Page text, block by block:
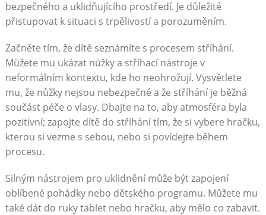
bezpečného a uklidňujícího prostředí. Je důležité
přistupovat k situaci s trpělivostí a porozuměním.
Začněte tím, že dítě seznámíte s procesem stříhání.
Můžete mu ukázat nůžky a stříhací nástroje v
neformálním kontextu, kde ho neohrožují. Vysvětlete
mu, že nůžky nejsou nebezpečné a že stříhání je běžná
součást péče o vlasy. Dbajte na to, aby atmosféra byla
pozitivní; zapojte dítě do stříhání tím, že si vybere hračku,
kterou si vezme s sebou, nebo si povídejte během
procesu.
Silným nástrojem pro uklidnění může být zapojení
oblíbené pohádky nebo dětského programu. Můžete mu
také dát do ruky tablet nebo hračku, aby mělo co zabavit.